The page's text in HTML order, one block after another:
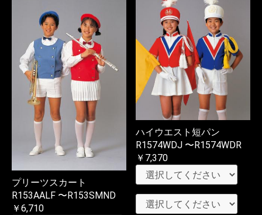
プリーツスカート
R153AALF 〜R153SMND
￥6,710
ハイウエスト短パン
R1574WDJ 〜R1574WDR
￥7,370